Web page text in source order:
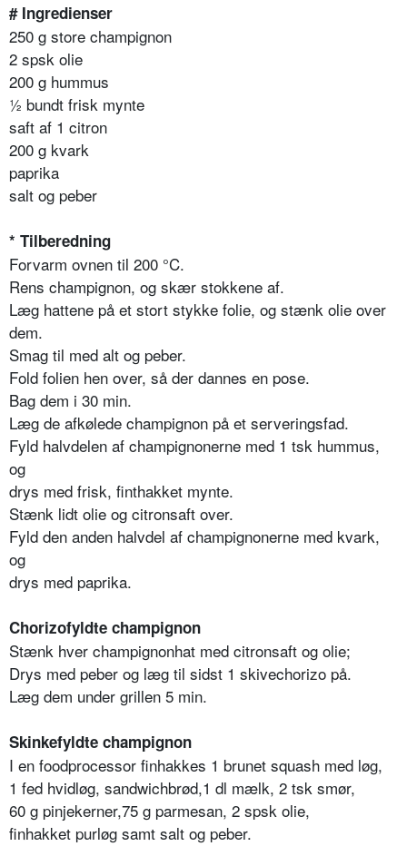
# Ingredienser
250 g store champignon
2 spsk olie
200 g hummus
½ bundt frisk mynte
saft af 1 citron
200 g kvark
paprika
salt og peber
* Tilberedning
Forvarm ovnen til 200 °C.
Rens champignon, og skær stokkene af.
Læg hattene på et stort stykke folie, og stænk olie over
dem.
Smag til med alt og peber.
Fold folien hen over, så der dannes en pose.
Bag dem i 30 min.
Læg de afkølede champignon på et serveringsfad.
Fyld halvdelen af champignonerne med 1 tsk hummus,
og
drys med frisk, finthakket mynte.
Stænk lidt olie og citronsaft over.
Fyld den anden halvdel af champignonerne med kvark,
og
drys med paprika.
Chorizofyldte champignon
Stænk hver champignonhat med citronsaft og olie;
Drys med peber og læg til sidst 1 skivechorizo på.
Læg dem under grillen 5 min.
Skinkefyldte champignon
I en foodprocessor finhakkes 1 brunet squash med løg,
1 fed hvidløg, sandwichbrød,1 dl mælk, 2 tsk smør,
60 g pinjekerner,75 g parmesan, 2 spsk olie,
finhakket purløg samt salt og peber.